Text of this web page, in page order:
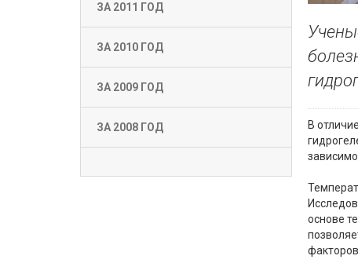
ЗА 2011 ГОД
ЗА 2010 ГОД
ЗА 2009 ГОД
ЗА 2008 ГОД
В
основе